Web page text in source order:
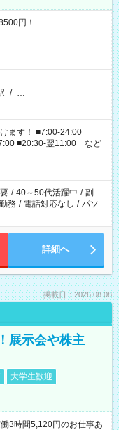
円！
/ …
ます！ ■7:00-24:00
■20:30-翌11:00 など
/ 40～50代活躍中 / 副
務 / 電話対応なし / パソ
詳細へ
掲載日：2026.08.08
展示会や株主
大学生歓迎
時間5,120円のお仕事あ